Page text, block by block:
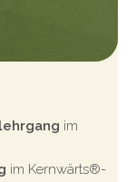
im
im Kernwärts®-